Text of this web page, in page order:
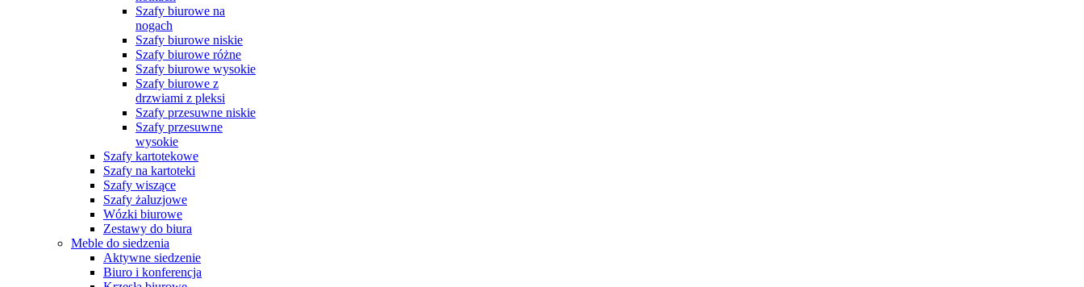
Szafy biurowe na
nogach
Szafy biurowe niskie
Szafy biurowe różne
Szafy biurowe wysokie
Szafy biurowe z
drzwiami z pleksi
Szafy przesuwne niskie
Szafy przesuwne
wysokie
Szafy kartotekowe
Szafy na kartoteki
Szafy wiszące
Szafy żaluzjowe
Wózki biurowe
Zestawy do biura
Meble do siedzenia
Aktywne siedzenie
Biuro i konferencja